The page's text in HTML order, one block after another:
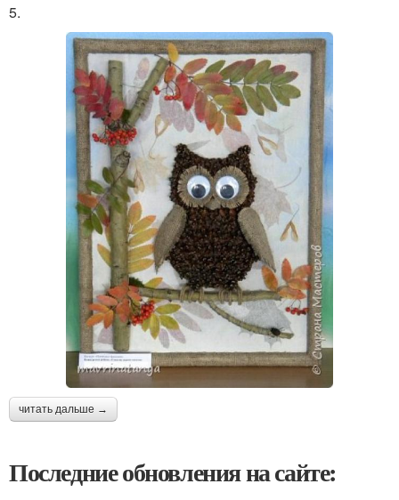
5.
читать дальше →
Последние обновления на сайте: